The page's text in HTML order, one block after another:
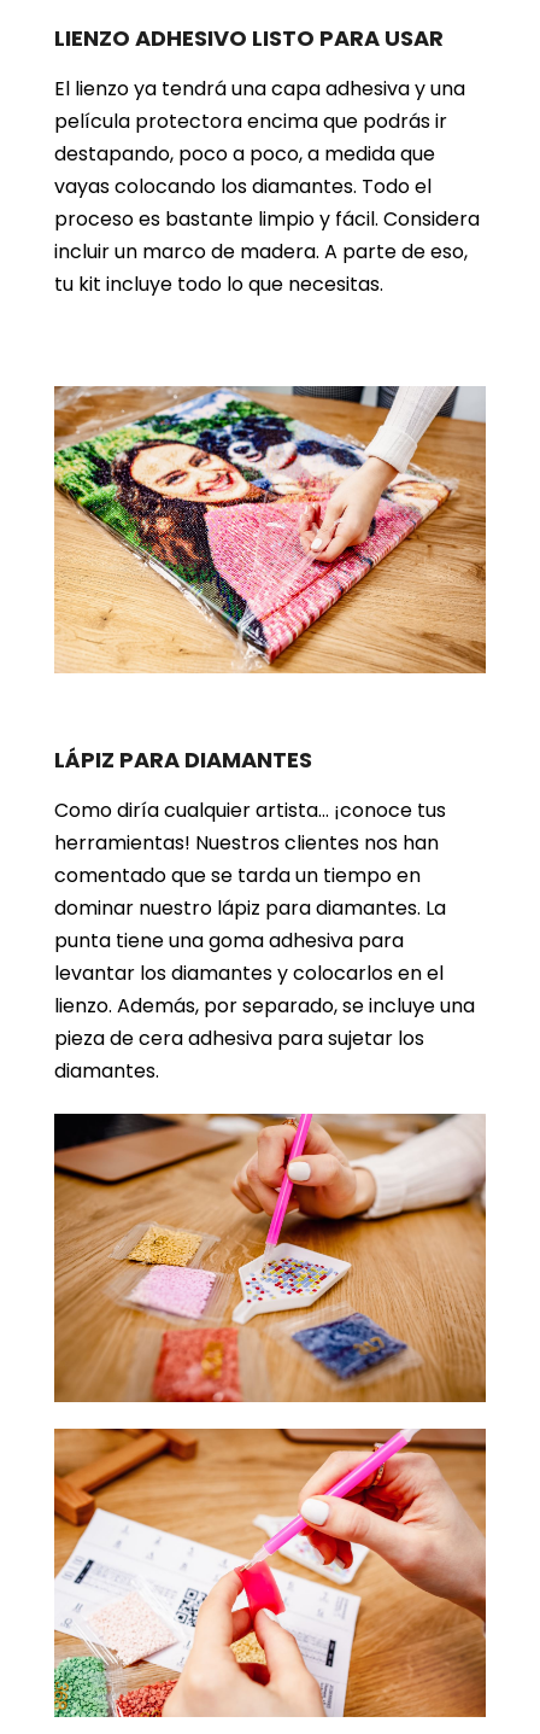
LIENZO ADHESIVO LISTO PARA USAR
El lienzo ya tendrá una capa adhesiva y una
película protectora encima que podrás ir
destapando, poco a poco, a medida que
vayas colocando los diamantes. Todo el
proceso es bastante limpio y fácil. Considera
incluir un marco de madera. A parte de eso,
tu kit incluye todo lo que necesitas.
LÁPIZ PARA DIAMANTES
Como diría cualquier artista… ¡conoce tus
herramientas! Nuestros clientes nos han
comentado que se tarda un tiempo en
dominar nuestro lápiz para diamantes. La
punta tiene una goma adhesiva para
levantar los diamantes y colocarlos en el
lienzo. Además, por separado, se incluye una
pieza de cera adhesiva para sujetar los
diamantes.